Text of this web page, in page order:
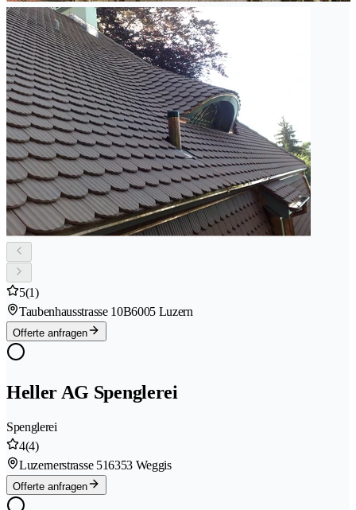
5(1)
Taubenhausstrasse 10B6005 Luzern
Offerte anfragen
Heller AG Spenglerei
Spenglerei
4(4)
Luzernerstrasse 516353 Weggis
Offerte anfragen